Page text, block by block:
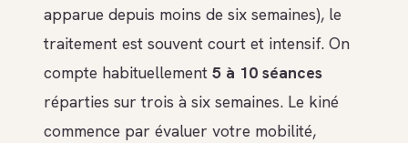
apparue depuis moins de six semaines), le
traitement est souvent court et intensif. On
compte habituellement 5 à 10 séances
réparties sur trois à six semaines. Le kiné
commence par évaluer votre mobilité,